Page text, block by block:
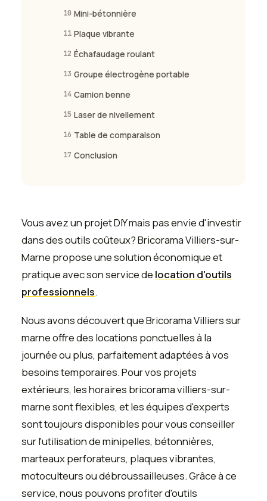
10 Mini-bétonnière
11 Plaque vibrante
12 Échafaudage roulant
13 Groupe électrogène portable
14 Camion benne
15 Laser de nivellement
16 Table de comparaison
17 Conclusion
Vous avez un projet DIY mais pas envie d'investir
dans des outils coûteux? Bricorama Villiers-sur-
Marne propose une solution économique et
pratique avec son service de location d'outils
professionnels.
Nous avons découvert que Bricorama Villiers sur
marne offre des locations ponctuelles à la
journée ou plus, parfaitement adaptées à vos
besoins temporaires. Pour vos projets
extérieurs, les horaires bricorama villiers-sur-
marne sont flexibles, et les équipes d'experts
sont toujours disponibles pour vous conseiller
sur l'utilisation de minipelles, bétonnières,
marteaux perforateurs, plaques vibrantes,
motoculteurs ou débroussailleuses. Grâce à ce
service, nous pouvons profiter d'outils